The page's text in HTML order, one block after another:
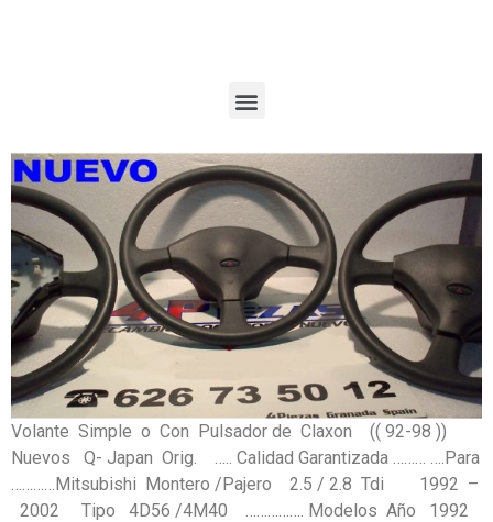
Volante Simple o Con Pulsador de Claxon (( 92-98 ))
Nuevos Q- Japan Orig. ….. Calidad Garantizada ……… ….Para
…………Mitsubishi Montero /Pajero 2.5 / 2.8 Tdi 1992 –
2002 Tipo 4D56 /4M40 ……………. Modelos Año 1992